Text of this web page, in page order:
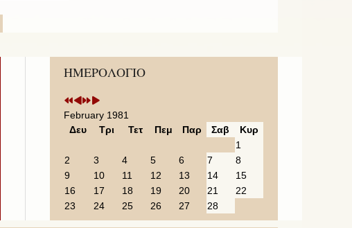
ΗΜΕΡΟΛΟΓΙΟ
Previous
Year
Previous
Month
Next
Year
Next
Month
February 1981
Δευ
Τρι Τετ Πεμ Παρ Σαβ
Κυρ
1
2
3 4 5 6 7
8
9
10 11 12 13 14
15
16
17 18 19 20 21
22
23
24 25 26 27 28